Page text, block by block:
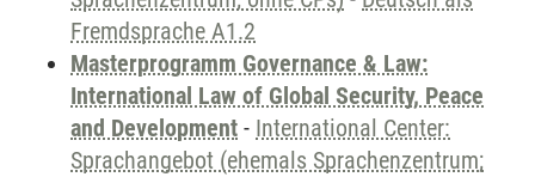
Fremdsprache A1.2
Masterprogramm Governance & Law:
International Law of Global Security, Peace
and Development - International Center:
Sprachangebot (ehemals Sprachenzentrum;